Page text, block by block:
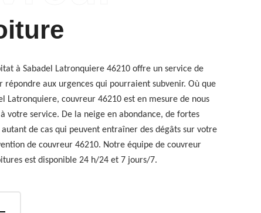
à Sabadel Latronquiere 46210 offre un service de
aux urgences qui pourraient subvenir. Où que
Latronquiere, couvreur 46210 est en mesure de nous
votre service. De la neige en abondance, de fortes
de cas qui peuvent entraîner des dégâts sur votre
de couvreur 46210. Notre équipe de couvreur
est disponible 24 h/24 et 7 jours/7.